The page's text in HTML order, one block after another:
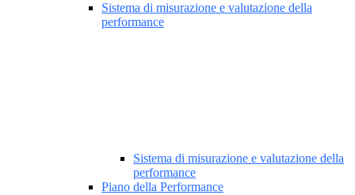
Sistema di misurazione e valutazione della
performance
Sistema di misurazione e valutazione della
performance
Piano della Performance